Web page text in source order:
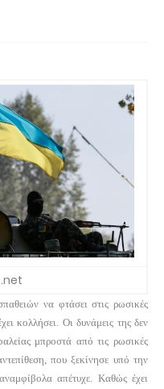
να φτάσει στις ρωσικές
κολλήσει. Οι δυνάμεις της δεν
μπροστά από τις ρωσικές
που ξεκίνησε υπό την
απέτυχε. Καθώς έχει